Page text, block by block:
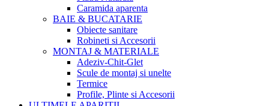
Caramida aparenta
BAIE & BUCATARIE
Obiecte sanitare
Robineti si Accesorii
MONTAJ & MATERIALE
Adeziv-Chit-Glet
Scule de montaj si unelte
Termice
Profile, Plinte si Accesorii